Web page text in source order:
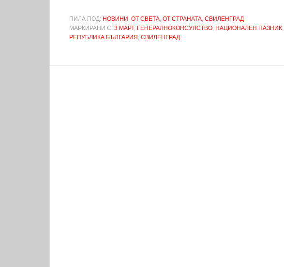
ПИЛА ПОД: НОВИНИ , ОТ СВЕТА, ОТ СТРАНАТА, СВИЛЕНГРАД
МАРКИРАНИ С: 3 МАРТ, ГЕНЕРАЛНОКОНСУЛСТВО, НАЦИОНАЛЕН ПАЗНИК,
РЕПУБЛИКА БЪЛГАРИЯ , СВИЛЕНГРАД